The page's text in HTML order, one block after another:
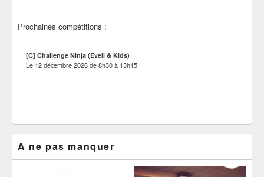
Prochaines compétitions :
[C] Challenge Ninja (Eveil & Kids)
Le 12 décembre 2026de8h30à 13h15
A ne pas manquer